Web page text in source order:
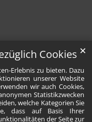
Cookies
Erlebnis zu bieten. Dazu
unserer Website
wir auch Cookies,
Statistikzwecken
welche Kategorien Sie
dass auf Basis Ihrer
der Seite zur
✕